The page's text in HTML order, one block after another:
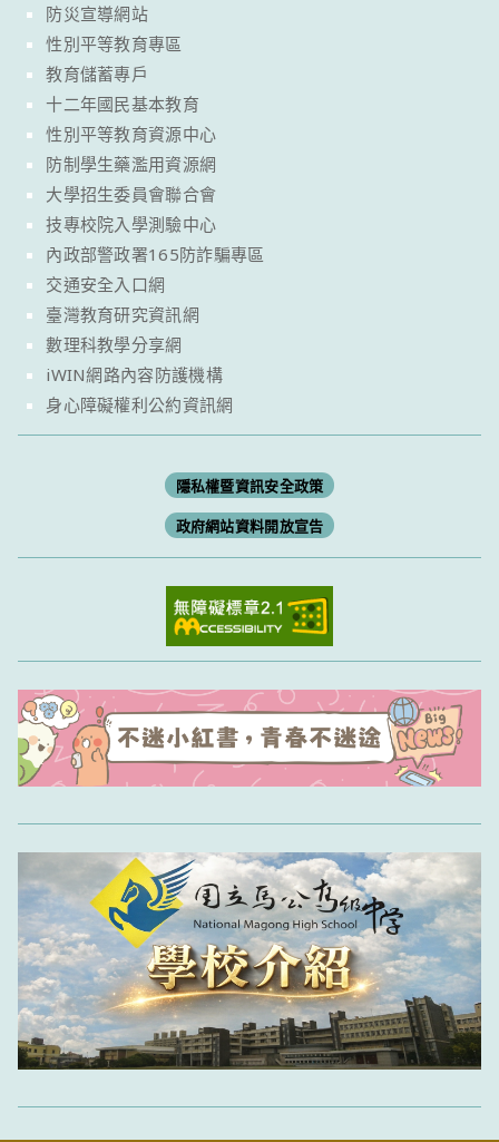
防災宣導網站
性別平等教育專區
教育儲蓄專戶
十二年國民基本教育
性別平等教育資源中心
防制學生藥濫用資源網
大學招生委員會聯合會
技專校院入學測驗中心
內政部警政署165防詐騙專區
交通安全入口網
臺灣教育研究資訊網
數理科教學分享網
iWIN網路內容防護機構
身心障礙權利公約資訊網
隱私權暨資訊安全政策
政府網站資料開放宣告